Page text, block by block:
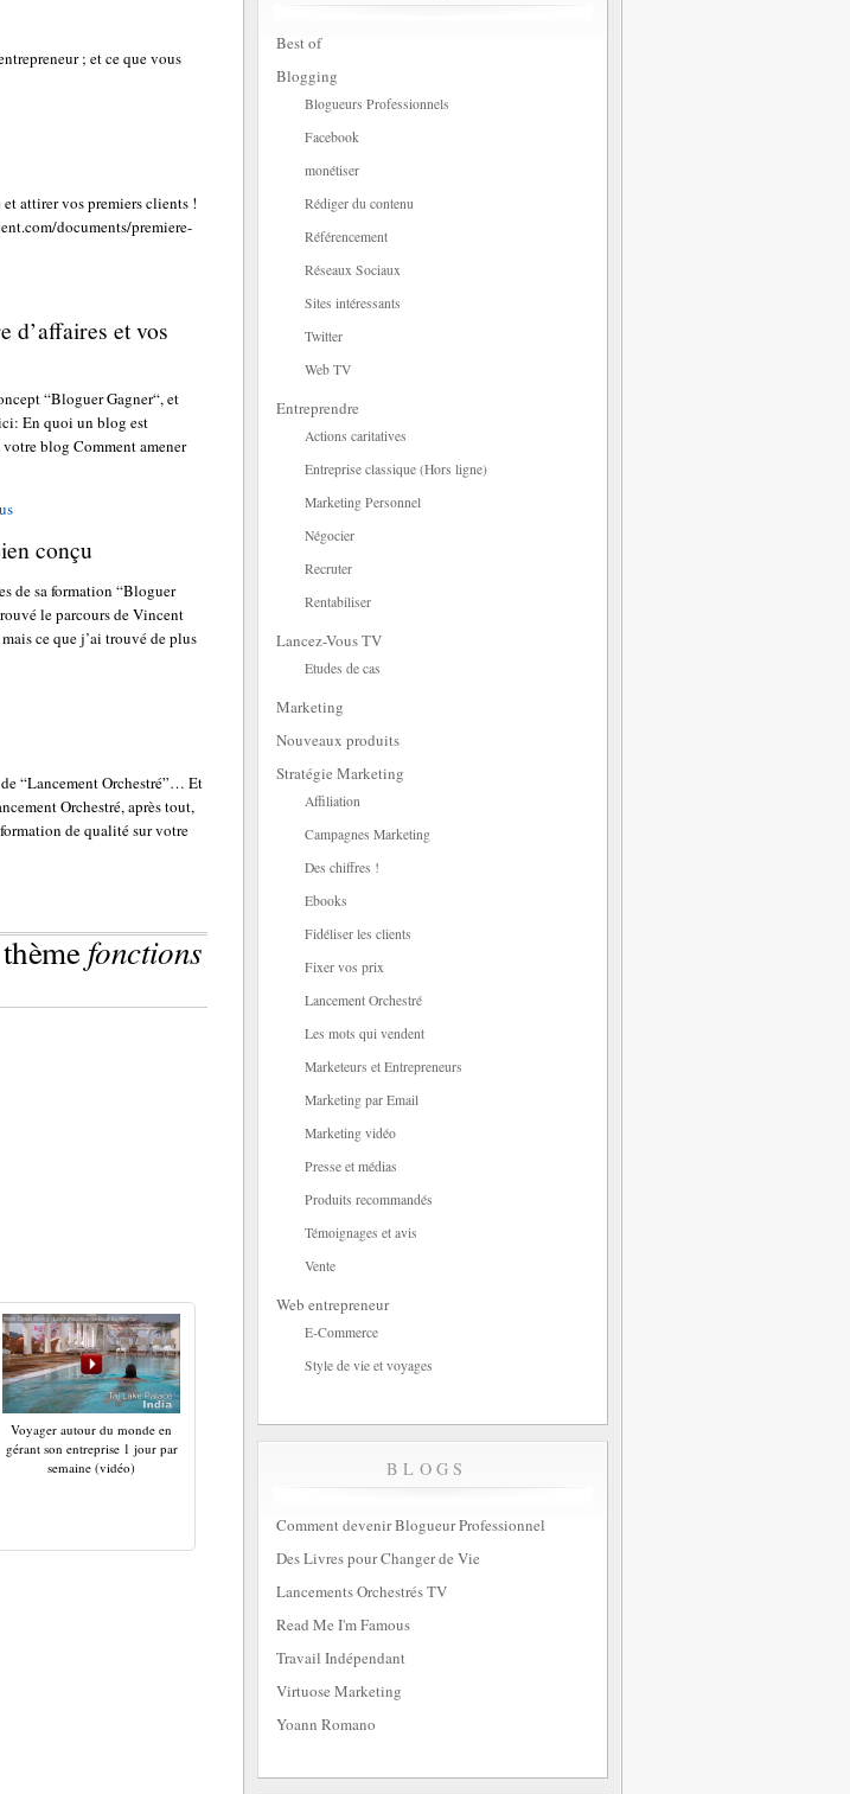
; et ce que vous
attirer vos premiers clients !
documents/premiere-
d’affaires et vos
“Bloguer Gagner“, et
En quoi un blog est
blog Comment amener
conçu
de sa formation “Bloguer
le parcours de Vincent
ce que j’ai trouvé de plus
“Lancement Orchestré”… Et
Orchestré, après tout,
de qualité sur votre
fonctions
Voyager autour du monde en
gérant son entreprise 1 jour par
semaine (vidéo)
Best of
Blogging
Blogueurs Professionnels
Facebook
monétiser
Rédiger du contenu
Référencement
Réseaux Sociaux
Sites intéressants
Twitter
Web TV
Entreprendre
Actions caritatives
Entreprise classique (Hors ligne)
Marketing Personnel
Négocier
Recruter
Rentabiliser
Lancez-Vous TV
Etudes de cas
Marketing
Nouveaux produits
Stratégie Marketing
Affiliation
Campagnes Marketing
Des chiffres !
Ebooks
Fidéliser les clients
Fixer vos prix
Lancement Orchestré
Les mots qui vendent
Marketeurs et Entrepreneurs
Marketing par Email
Marketing vidéo
Presse et médias
Produits recommandés
Témoignages et avis
Vente
Web entrepreneur
E-Commerce
Style de vie et voyages
BLOGS
Comment devenir Blogueur Professionnel
Des Livres pour Changer de Vie
Lancements Orchestrés TV
Read Me I'm Famous
Travail Indépendant
Virtuose Marketing
Yoann Romano